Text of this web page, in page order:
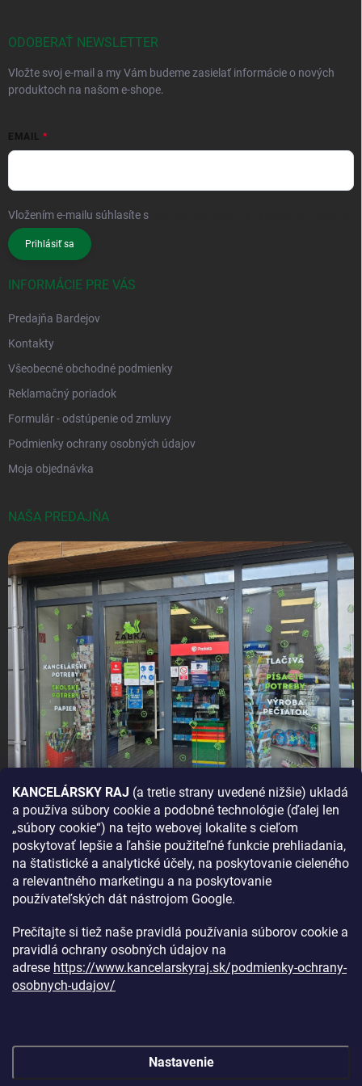
KANCELÁRSKY RAJ (a tretie strany uvedené nižšie) ukladá
a používa súbory cookie a podobné technológie (ďalej len
„súbory cookie“) na tejto webovej lokalite s cieľom
poskytovať lepšie a ľahšie použiteľné funkcie prehliadania,
na štatistické a analytické účely, na poskytovanie cieleného
a relevantného marketingu a na poskytovanie
používateľských dát nástrojom Google.
Prečítajte si tiež naše pravidlá používania súborov cookie a
pravidlá ochrany osobných údajov na
adrese https://www.kancelarskyraj.sk/podmienky-ochrany-
osobnych-udajov/
Nastavenie
ODOBERAŤ NEWSLETTER
Vložte svoj e-mail a my Vám budeme zasielať informácie o nových
produktoch na našom e-shope.
EMAIL
Vložením e-mailu súhlasíte s
Prihlásiť sa
INFORMÁCIE PRE VÁS
Predajňa Bardejov
Kontakty
Všeobecné obchodné podmienky
Reklamačný poriadok
Formulár - odstúpenie od zmluvy
Podmienky ochrany osobných údajov
Moja objednávka
NAŠA PREDAJŇA
AKO SA K NÁM DOSTANETE?